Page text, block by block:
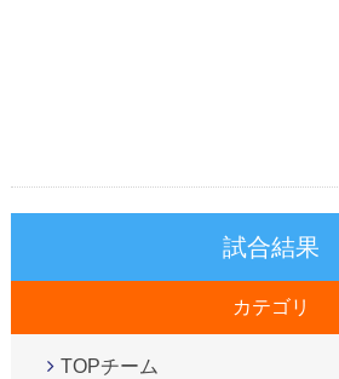
試合結果
カテゴリ
TOPチーム